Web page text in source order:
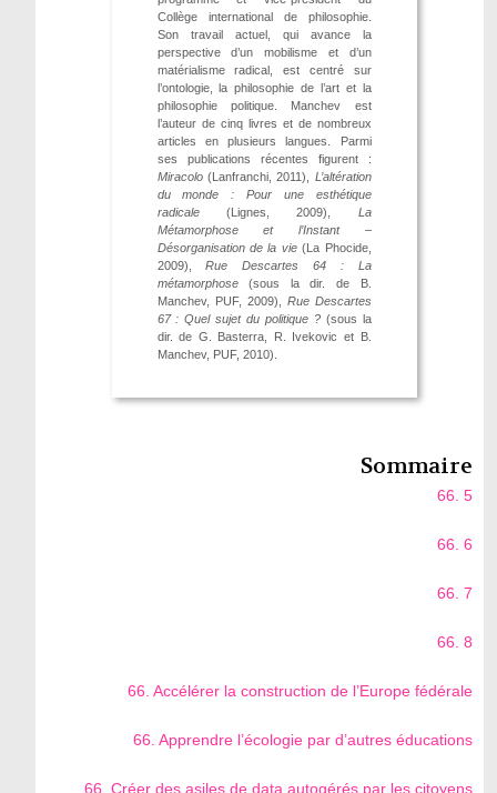
Collège international de philosophie.
Son travail actuel, qui avance la
perspective d’un mobilisme et d’un
matérialisme radical, est centré sur
l’ontologie, la philosophie de l’art et la
philosophie politique. Manchev est
l’auteur de cinq livres et de nombreux
articles en plusieurs langues. Parmi
ses publications récentes figurent :
Miracolo(Lanfranchi, 2011), L’altération
du monde : Pour une esthétique
radicale(Lignes, 2009), La
Métamorphose et l’Instant –
Désorganisation de la vie(La Phocide,
2009),Rue Descartes 64 : La
métamorphose(sous la dir. de B.
Manchev, PUF, 2009), Rue Descartes
67 : Quel sujet du politique ?(sous la
dir. de G. Basterra, R. Ivekovic et B.
Manchev, PUF, 2010).
Sommaire
66. 5
66. 6
66. 7
66. 8
66. Accélérer la construction de l’Europe fédérale
66. Apprendre l’écologie par d’autres éducations
66. Créer des asiles de data autogérés par les citoyens